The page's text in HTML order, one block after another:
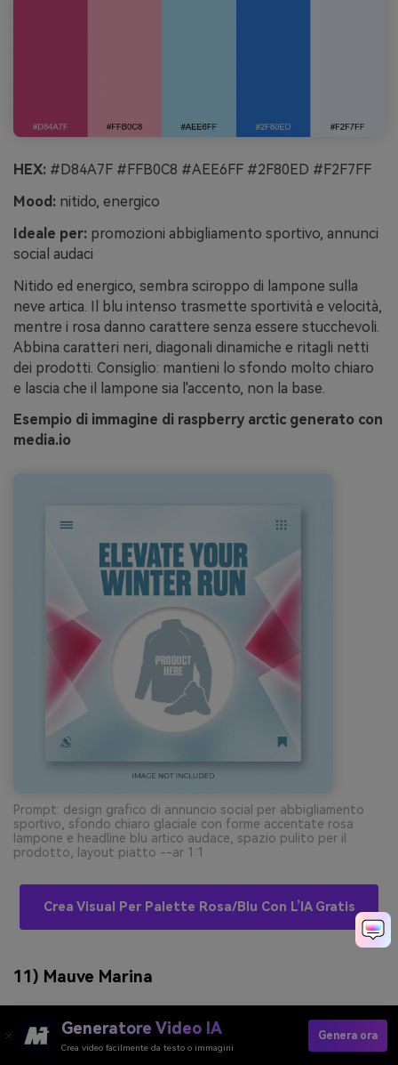
HEX: #D84A7F #FFB0C8 #AEE6FF #2F80ED #F2F7FF
Mood: nitido, energico
Ideale per: promozioni abbigliamento sportivo, annunci
social audaci
Nitido ed energico, sembra sciroppo di lampone sulla
neve artica. Il blu intenso trasmette sportività e velocità,
mentre i rosa danno carattere senza essere stucchevoli.
Abbina caratteri neri, diagonali dinamiche e ritagli netti
dei prodotti. Consiglio: mantieni lo sfondo molto chiaro
e lascia che il lampone sia l'accento, non la base.
Esempio di immagine di raspberry arctic generato con
media.io
Prompt: design grafico di annuncio social per abbigliamento
sportivo, sfondo chiaro glaciale con forme accentate rosa
lampone e headline blu artico audace, spazio pulito per il
prodotto, layout piatto --ar 1:1
Crea Visual Per Palette Rosa/blu Con L’IA Gratis
11) Mauve Marina
Generatore Video IA
Crea video facilmente da testo o immagini
Genera ora